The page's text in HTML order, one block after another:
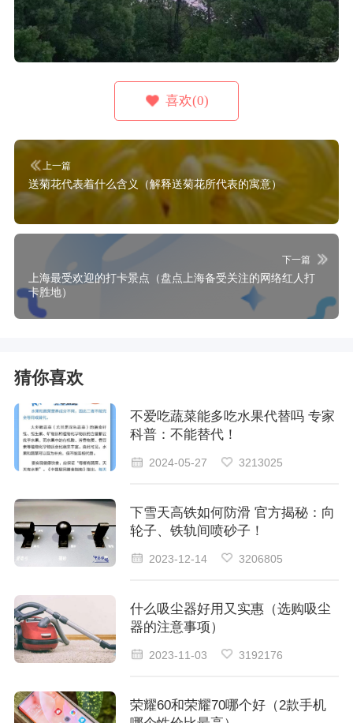
喜欢(0)
上一篇
送菊花代表着什么含义（解释送菊花所代表的寓意）
下一篇
上海最受欢迎的打卡景点（盘点上海备受关注的网络红人打
卡胜地）
猜你喜欢
不爱吃蔬菜能多吃水果代替吗 专家
科普：不能替代！
2024-05-27 3213025
下雪天高铁如何防滑 官方揭秘：向
轮子、铁轨间喷砂子！
2023-12-14 3206805
什么吸尘器好用又实惠（选购吸尘
器的注意事项）
2023-11-03 3192176
荣耀60和荣耀70哪个好（2款手机